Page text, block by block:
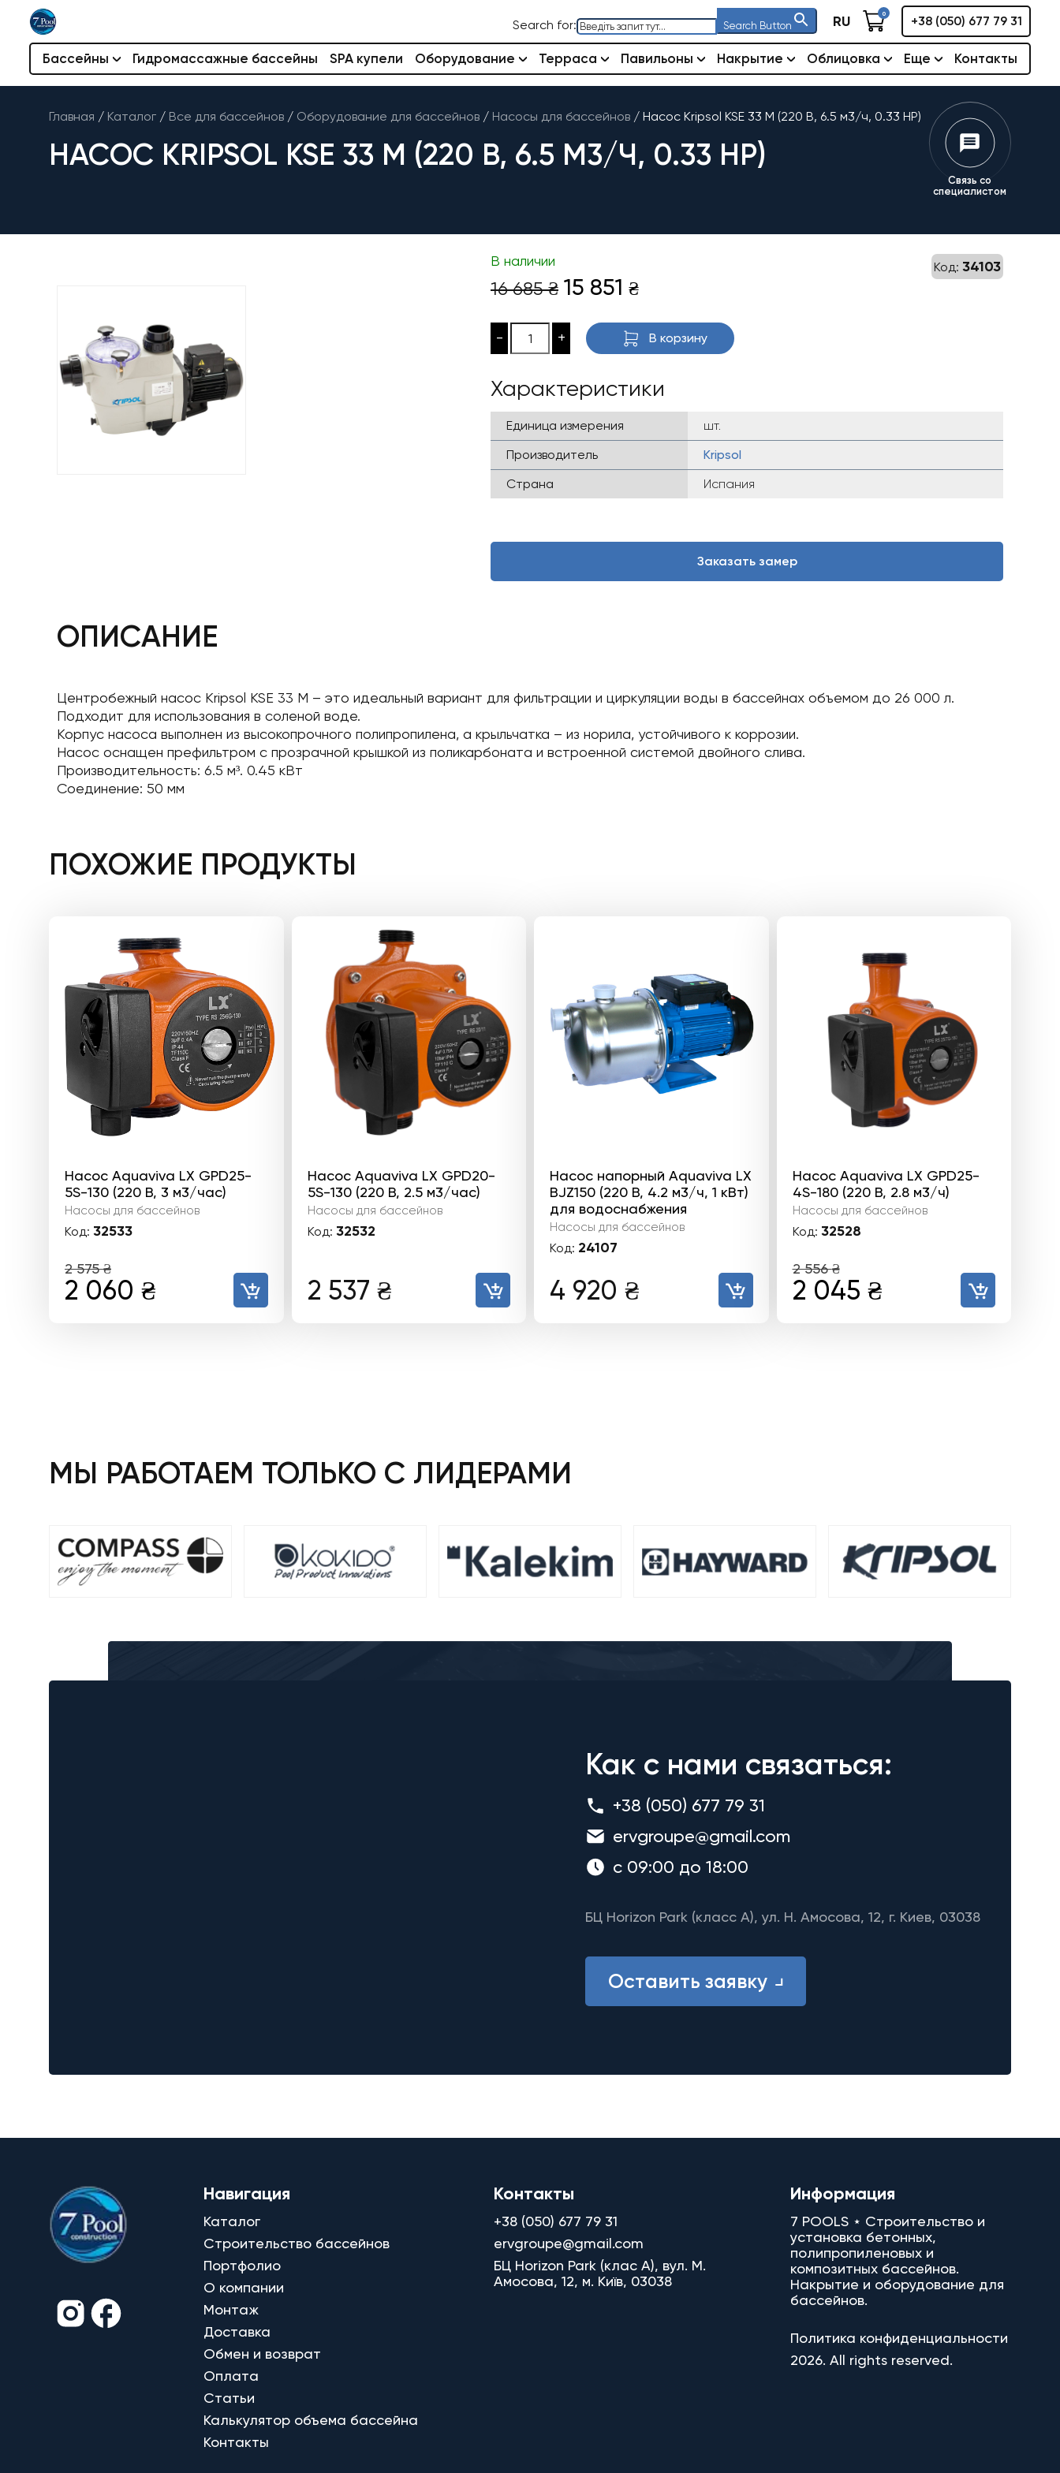
Search for: Search Button RU 0
+38 (050) 677 79 31
Бассейны Гидромассажные бассейны SPA купели Оборудование Терраса Павильоны Накрытие Облицовка Еще Контакты
Главная / Каталог / Все для бассейнов / Оборудование для бассейнов / Насосы для бассейнов / Насос Kripsol KSE 33 M (220 В, 6.5 м3/ч, 0.33 НР)
НАСОС KRIPSOL KSE 33 M (220 В, 6.5 М3/Ч, 0.33 НР)
Связь со
специалистом
Код: 34103
В наличии
16 685₴ Первоначальная
составляла
16
685 ₴.
15 851 ₴Текущая
15
851 ₴.
- + В корзину
Характеристики
Единица измерения
шт.
Производитель
Kripsol
Страна
Испания
Заказать замер
ОПИСАНИЕ
Центробежный насос Kripsol KSE 33 M – это идеальный вариант для фильтрации и циркуляции воды в бассейнах объемом до 26 000 л.
Подходит для использования в соленой воде.
Корпус насоса выполнен из высокопрочного полипропилена, а крыльчатка – из норила, устойчивого к коррозии.
Насос оснащен префильтром с прозрачной крышкой из поликарбоната и встроенной системой двойного слива.
Производительность: 6.5 м³. 0.45 кВт
Соединение: 50 мм
ПОХОЖИЕ ПРОДУКТЫ
Насос Aquaviva LX GPD25-
5S-130 (220 В, 3 м3/час)
Насосы для бассейнов
Код: 32533
2 575₴
Первоначальная
2 060 ₴ Текущая
Насос Aquaviva LX GPD20-
5S-130 (220 В, 2.5 м3/час)
Насосы для бассейнов
Код: 32532
2 537 ₴
Насос напорный Aquaviva LX
BJZ150 (220 В, 4.2 м3/ч, 1 кВт)
для водоснабжения
Насосы для бассейнов
Код: 24107
4 920 ₴
Насос Aquaviva LX GPD25-
4S-180 (220 В, 2.8 м3/ч)
Насосы для бассейнов
Код: 32528
2 556₴
Первоначальная
2 045 ₴Текущая
МЫ РАБОТАЕМ ТОЛЬКО С ЛИДЕРАМИ
Как с нами связаться:
+38 (050) 677 79 31
ervgroupe@gmail.com
с 09:00 до 18:00
БЦ Horizon Park (класс A), ул. Н. Амосова, 12, г. Киев, 03038
Оставить заявку
Навигация
Каталог
Строительство бассейнов
Портфолио
О компании
Монтаж
Доставка
Обмен и возврат
Оплата
Статьи
Калькулятор объема бассейна
Контакты
Контакты
+38 (050) 677 79 31
ervgroupe@gmail.com
БЦ Horizon Park (клас A), вул. М.
Амосова, 12, м. Київ, 03038
Информация
7 POOLS ⋆ Строительство и
установка бетонных,
полипропиленовых и
композитных бассейнов.
Накрытие и оборудование для
бассейнов.
Политика конфиденциальности
2026. All rights reserved.